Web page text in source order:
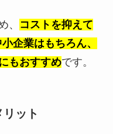
、
コストを抑えて
企業はもちろん、
もおすすめです。
ット